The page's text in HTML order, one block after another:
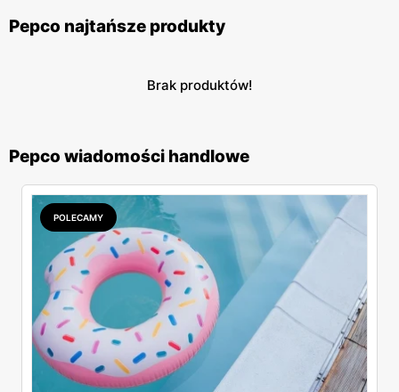
Pepco najtańsze produkty
Brak produktów!
Pepco wiadomości handlowe
POLECAMY